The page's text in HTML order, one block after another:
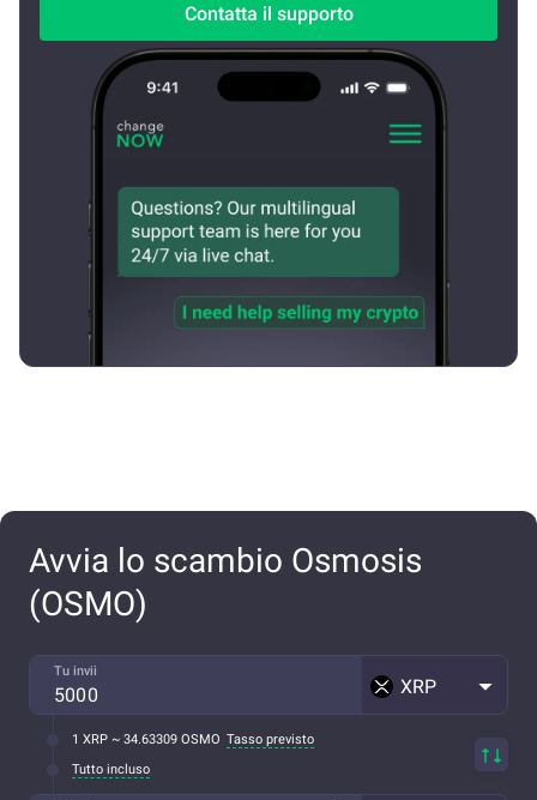
Contatta il supporto
Avvia lo scambio Osmosis
(OSMO)
Tu invii
XRP
1 XRP ~ 34.63309 OSMO Tasso previsto
Tutto incluso